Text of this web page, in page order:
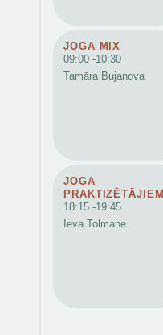
JOGA MIX
09:00 -10:30
Tamāra Bujanova
JOGA
PRAKTIZĒTĀJIEM
18:15 -19:45
Ieva Tolmane